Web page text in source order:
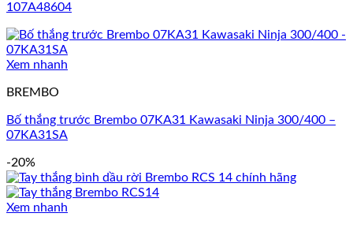
107A48604
Xem nhanh
BREMBO
Bố thắng trước Brembo 07KA31 Kawasaki Ninja 300/400 –
07KA31SA
-20%
Xem nhanh